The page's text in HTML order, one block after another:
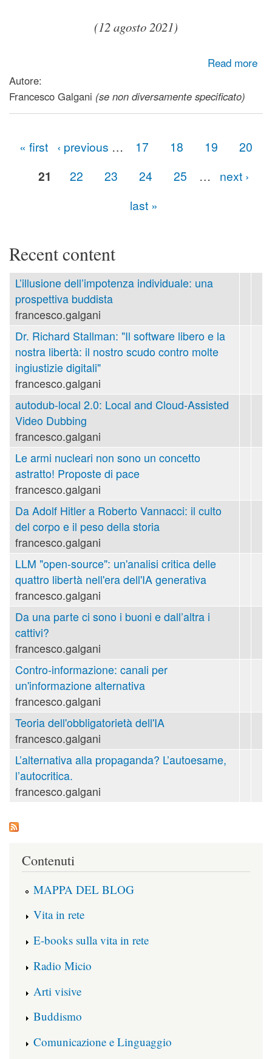
(12 agosto 2021)
Read more
Autore:
Francesco Galgani (se non diversamente specificato)
« first ‹ previous … 17 18 19 20
21 22 23 24 25 …
next ›
last »
Recent content
L’illusione dell’impotenza individuale: una
prospettiva buddista
francesco.galgani
Dr. Richard Stallman: "Il software libero e la
nostra libertà: il nostro scudo contro molte
ingiustizie digitali"
francesco.galgani
autodub-local 2.0: Local and Cloud-Assisted
Video Dubbing
francesco.galgani
Le armi nucleari non sono un concetto
astratto! Proposte di pace
francesco.galgani
Da Adolf Hitler a Roberto Vannacci: il culto
del corpo e il peso della storia
francesco.galgani
LLM "open-source": un'analisi critica delle
quattro libertà nell'era dell'IA generativa
francesco.galgani
Da una parte ci sono i buoni e dall’altra i
cattivi?
francesco.galgani
Contro-informazione: canali per
un'informazione alternativa
francesco.galgani
Teoria dell'obbligatorietà dell'IA
francesco.galgani
L’alternativa alla propaganda? L’autoesame,
l’autocritica.
francesco.galgani
Contenuti
MAPPA DEL BLOG
Vita in rete
E-books sulla vita in rete
Radio Micio
Arti visive
Buddismo
Comunicazione e Linguaggio